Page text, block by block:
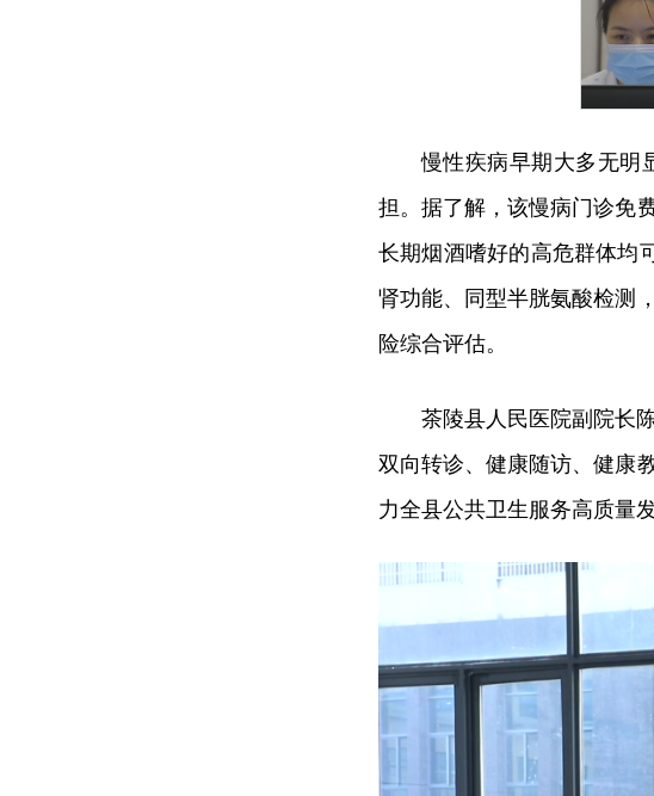
慢性疾病早期大多无明
担。据了解，该慢病门诊免
长期烟酒嗜好的高危群体均
肾功能、同型半胱氨酸检测
险综合评估。
茶陵县人民医院副院长
双向转诊、健康随访、健康
力全县公共卫生服务高质量发